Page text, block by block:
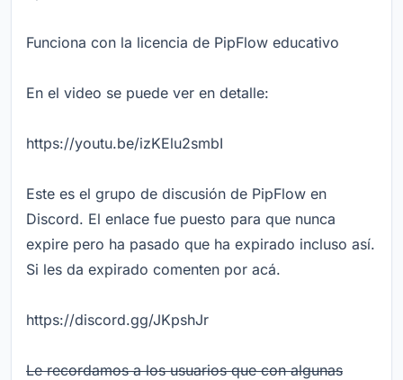
Funciona con la licencia de PipFlow educativo
En el video se puede ver en detalle:
https://youtu.be/izKElu2smbI
Este es el grupo de discusión de PipFlow en
Discord. El enlace fue puesto para que nunca
expire pero ha pasado que ha expirado incluso así.
Si les da expirado comenten por acá.
https://discord.gg/JKpshJr
Le recordamos a los usuarios que con algunas